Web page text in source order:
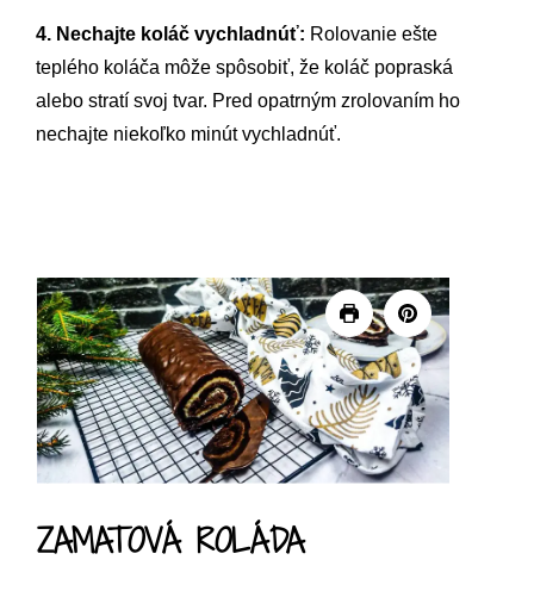
4. Nechajte koláč vychladnúť: Rolovanie ešte
teplého koláča môže spôsobiť, že koláč popraská
alebo stratí svoj tvar. Pred opatrným zrolovaním ho
nechajte niekoľko minút vychladnúť.
ZAMATOVÁ ROLÁDA